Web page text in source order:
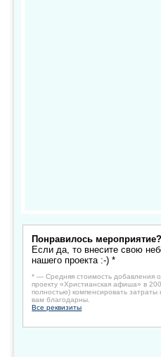
Понравилось мероприятие?
Если да, то внесите свою
нашего проекта :-) *
* — Средняя стоимость добавления
проекту «Христианская афиша» в
полностью) компенсировать
вам благодарны.
Все реквизиты